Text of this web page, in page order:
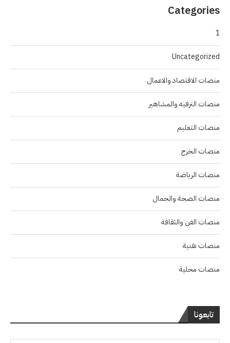
Categories
1
Uncategorized
منصات الاقتصاد والاعمال
منصات الترفيه والمشاهير
منصات التعليم
منصات الخرج
منصات الرياضة
منصات الصحة والجمال
منصات الفن والثقافة
منصات تقنية
منصات محلية
تابعونا